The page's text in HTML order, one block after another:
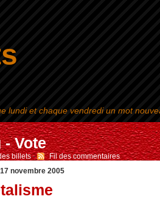
Aller au
- Vote
billets-
Fil des commentaires
novembre 2005
lundi et chaque vendredi un mot